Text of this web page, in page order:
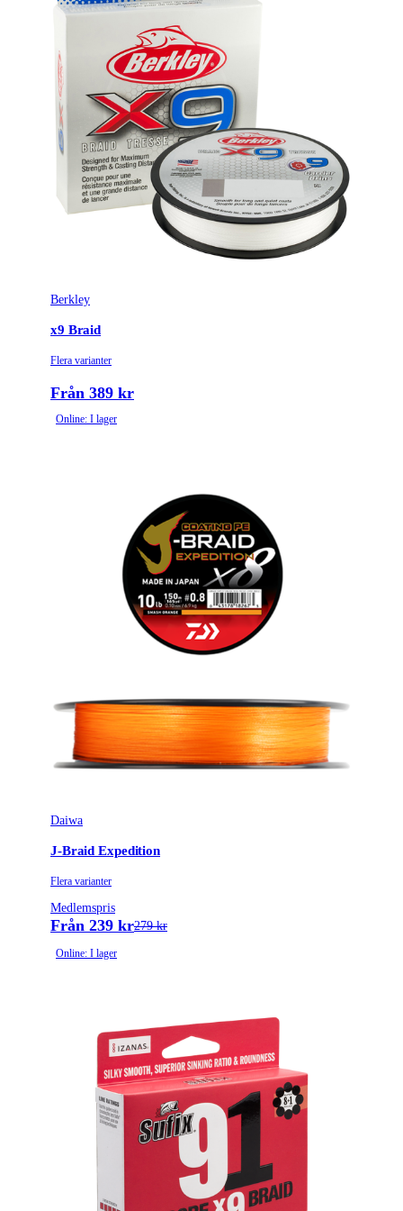
Lindiameter (mm)
Brottstyrka
Tillverkarens artikelnummer 1553672
Minimum order kvantitet
Leverantörens artikelnummer 1553672
Tullstatsnummer
Variant
Berkley
x9 Braid
Flera varianter
Från 389 kr
Online: I lager
Daiwa
J-Braid Expedition
Flera varianter
Medlemspris
Från 239 kr279 kr
Online: I lager